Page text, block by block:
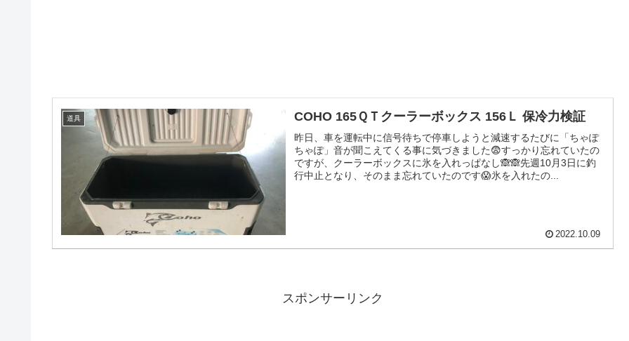
道具 COHO 165ＱＴクーラーボックス 156Ｌ 保冷力検証
昨日、車を運転中に信号待ちで停車しようと減速するたびに「ちゃぽ
ちゃぽ」音が聞こえてくる事に気づきました😨すっかり忘れていたの
ですが、クーラーボックスに氷を入れっぱなし🙈🙈先週10月3日に釣
行中止となり、そのまま忘れていたのです😱氷を入れたの...
2022.10.09
スポンサーリンク